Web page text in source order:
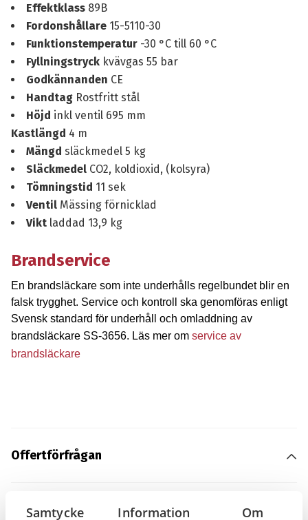
Samtycke Information Om
Effektklass89B
Fordonshållare15-5110-30
Funktionstemperatur-30 °C till 60 °C
Fyllningstryckkvävgas 55 bar
Godkännanden CE
HandtagRostfritt stål
Höjd inkl ventil 695 mm
Kastlängd 4 m
Mängd släckmedel 5 kg
SläckmedelCO2, koldioxid, (kolsyra)
Tömningstid 11 sek
VentilMässing förnicklad
Viktladdad 13,9 kg
Brandservice
En brandsläckare som inte underhålls regelbundet blir en
falsk trygghet. Service och kontroll ska genomföras enligt
Svensk standard för underhåll och omladdning av
brandsläckare SS-3656. Läs mer om service av
brandsläckare
Offertförfrågan
Köpvillkor